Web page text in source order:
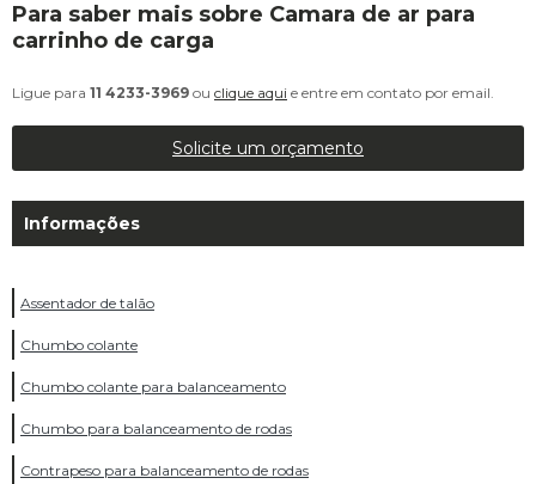
Para saber mais sobre Camara de ar para
carrinho de carga
Ligue para 11 4233-3969 ou clique aqui e entre em contato por email.
Solicite um orçamento
Informações
Assentador de talão
Chumbo colante
Chumbo colante para balanceamento
Chumbo para balanceamento de rodas
Contrapeso para balanceamento de rodas